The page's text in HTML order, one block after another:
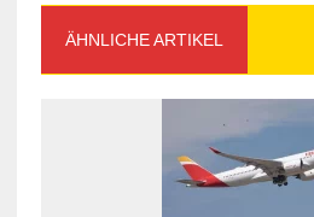
ÄHNLICHE ARTIKEL